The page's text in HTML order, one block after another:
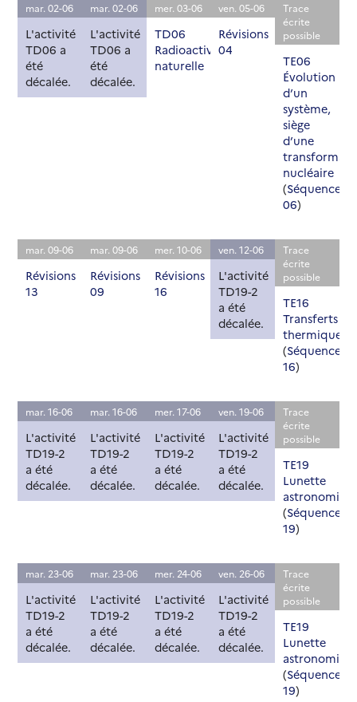
mar. 02-06
L'activité
TD06 a
été
décalée.
mar. 02-06
L'activité
TD06 a
été
décalée.
mer. 03-06
TD06
Radioactivité
naturelle
ven. 05-06
Révisions
04
Trace
écrite
possible
TE06
Évolution
d’un
système,
siège
d’une
nucléaire
(Séquence
06)
mar. 09-06
Révisions
13
mar. 09-06
Révisions
09
mer. 10-06
Révisions
16
ven. 12-06
L'activité
TD19-2
a été
décalée.
Trace
écrite
possible
TE16
Transferts
thermiques
(Séquence
16)
mar. 16-06
L'activité
TD19-2
a été
décalée.
mar. 16-06
L'activité
TD19-2
a été
décalée.
mer. 17-06
L'activité
TD19-2
a été
décalée.
ven. 19-06
L'activité
TD19-2
a été
décalée.
Trace
écrite
possible
TE19
Lunette
(Séquence
19)
mar. 23-06
L'activité
TD19-2
a été
décalée.
mar. 23-06
L'activité
TD19-2
a été
décalée.
mer. 24-06
L'activité
TD19-2
a été
décalée.
ven. 26-06
L'activité
TD19-2
a été
décalée.
Trace
écrite
possible
TE19
Lunette
(Séquence
19)